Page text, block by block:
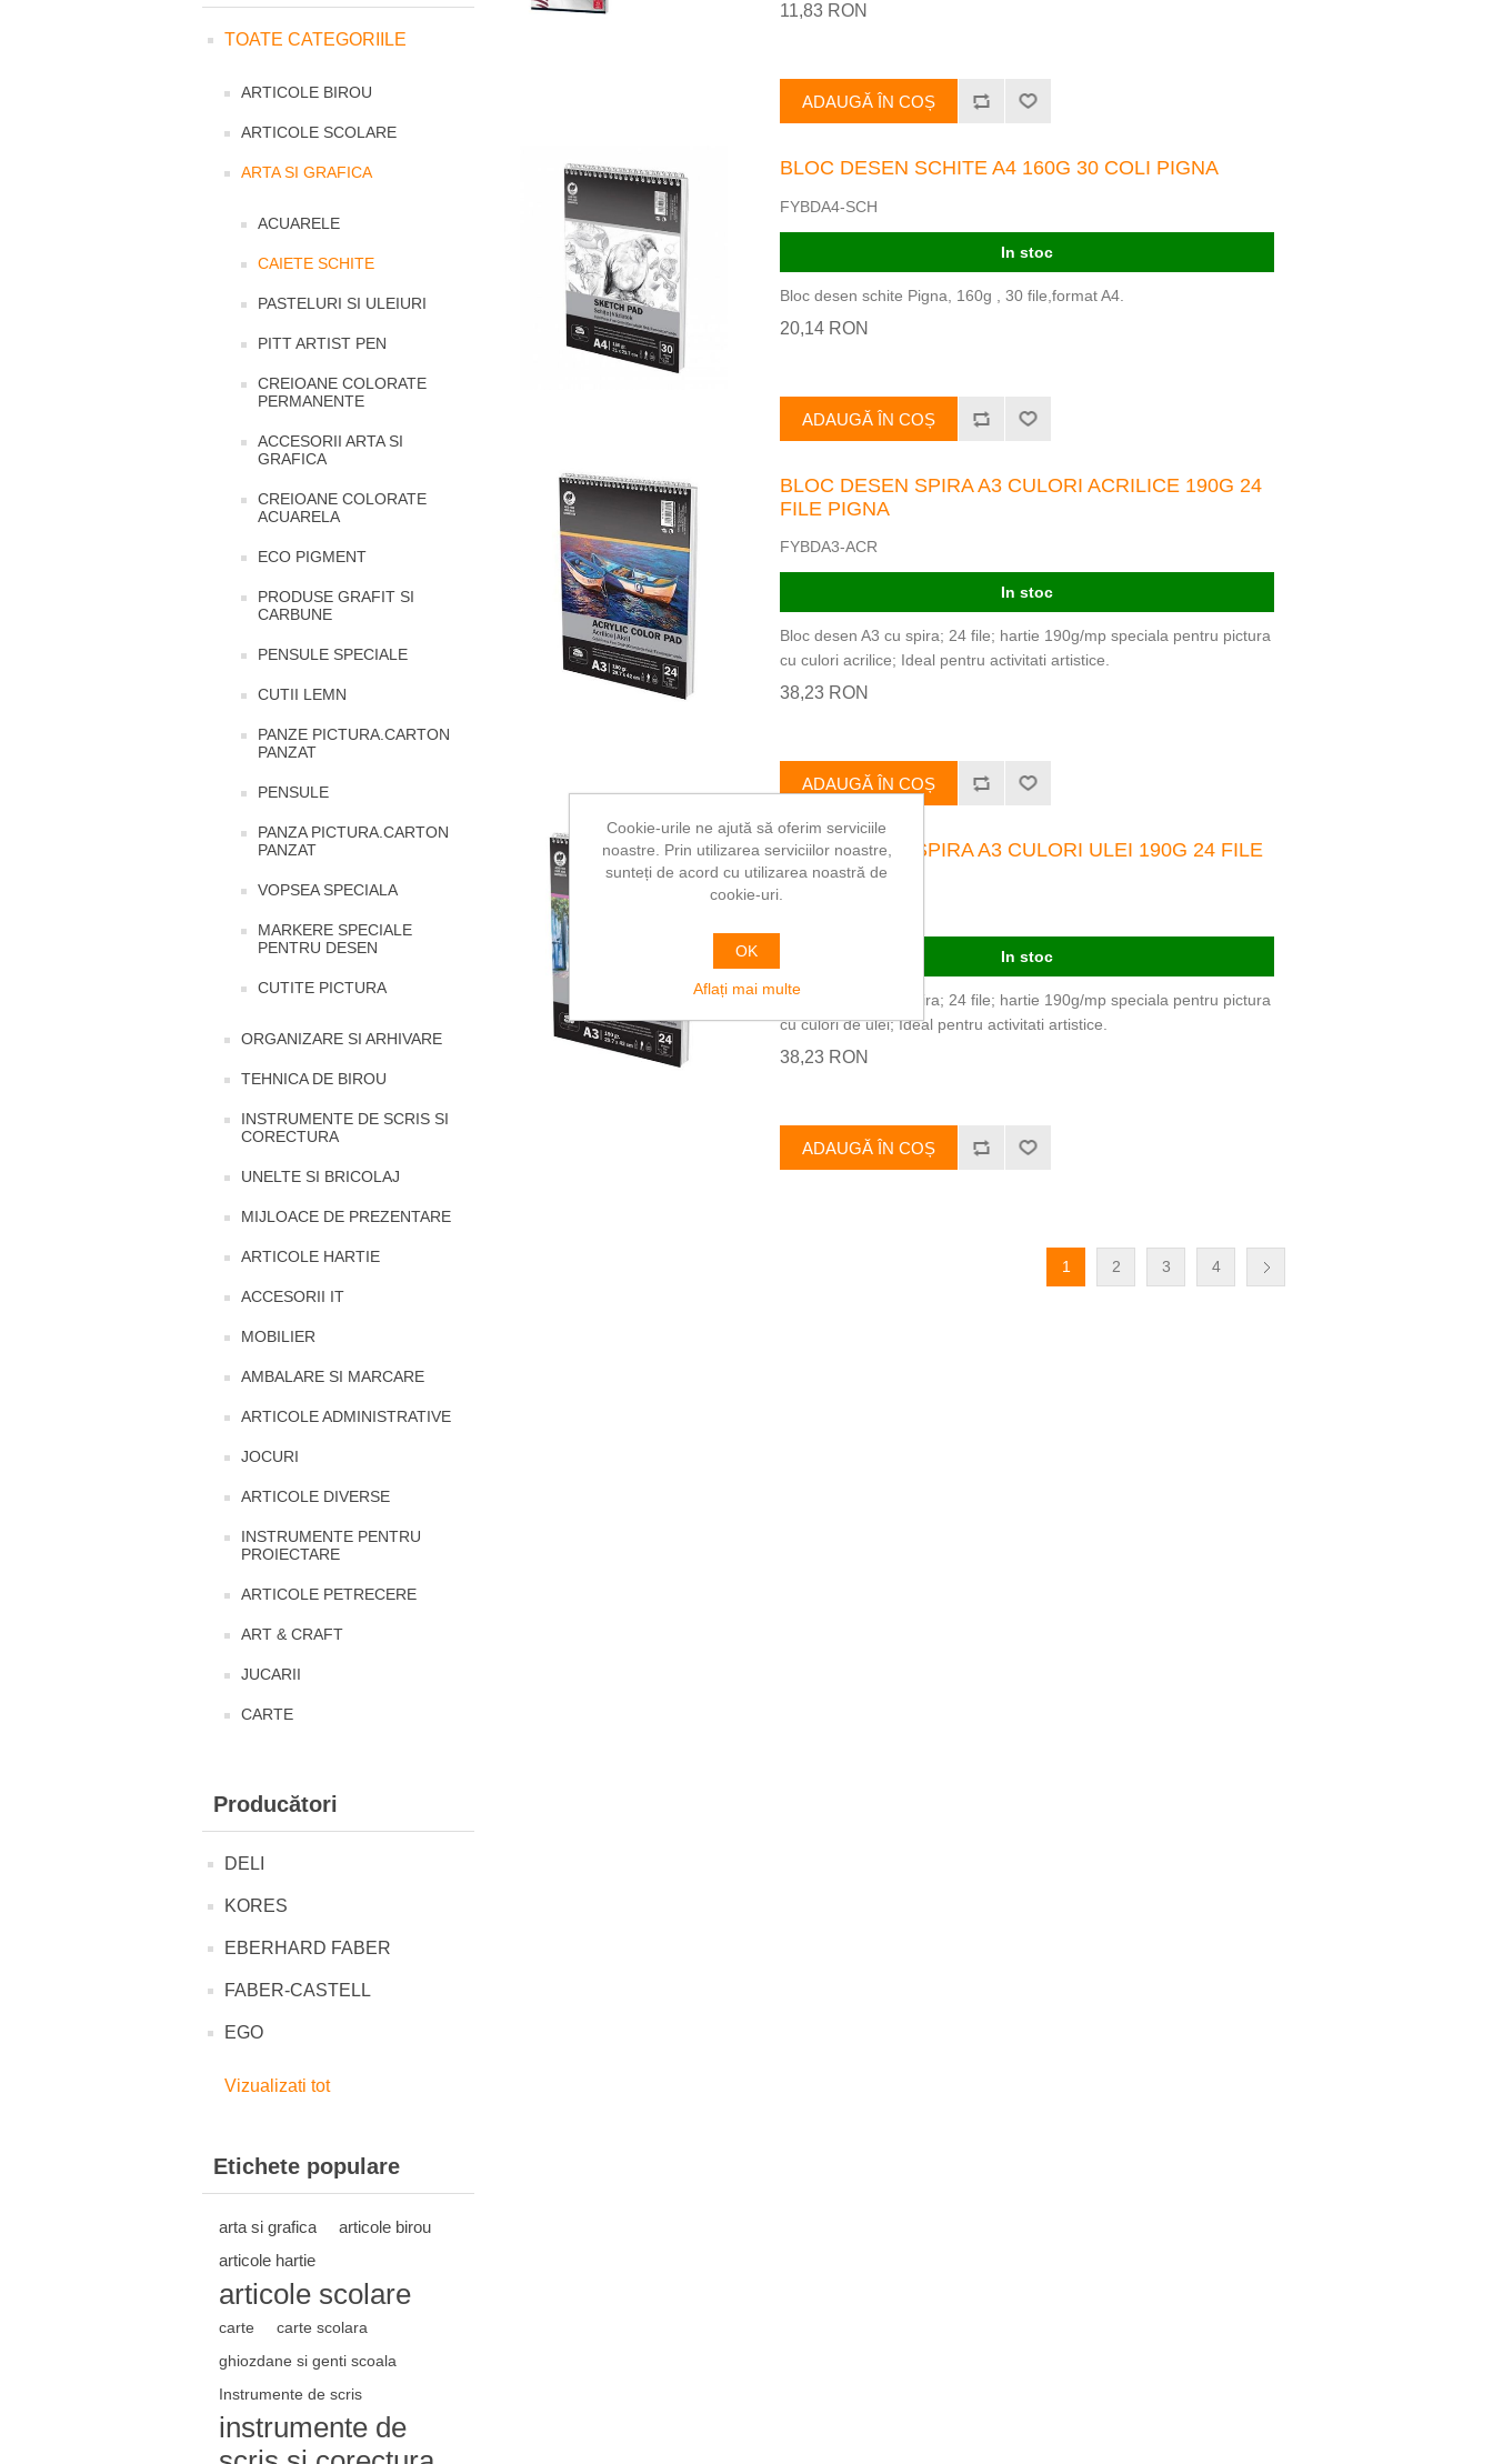
TOATE CATEGORIILE
ARTICOLE BIROU
ARTICOLE SCOLARE
ARTA SI GRAFICA
ACUARELE
CAIETE SCHITE
PASTELURI SI ULEIURI
PITT ARTIST PEN
CREIOANE COLORATE
PERMANENTE
ACCESORII ARTA SI
GRAFICA
CREIOANE COLORATE
ACUARELA
ECO PIGMENT
PRODUSE GRAFIT SI
CARBUNE
PENSULE SPECIALE
CUTII LEMN
PANZE PICTURA.CARTON
PANZAT
PENSULE
PANZA PICTURA.CARTON
PANZAT
VOPSEA SPECIALA
MARKERE SPECIALE
PENTRU DESEN
CUTITE PICTURA
ORGANIZARE SI ARHIVARE
TEHNICA DE BIROU
INSTRUMENTE DE SCRIS SI
CORECTURA
UNELTE SI BRICOLAJ
MIJLOACE DE PREZENTARE
ARTICOLE HARTIE
ACCESORII IT
MOBILIER
AMBALARE SI MARCARE
ARTICOLE ADMINISTRATIVE
JOCURI
ARTICOLE DIVERSE
INSTRUMENTE PENTRU
PROIECTARE
ARTICOLE PETRECERE
ART & CRAFT
JUCARII
CARTE
Producători
DELI
KORES
EBERHARD FABER
FABER-CASTELL
EGO
Vizualizati tot
Etichete populare
arta si grafica
articole birou
articole hartie
articole scolare
carte
carte scolara
ghiozdane si genti scoala
Instrumente de scris
instrumente de
11,83 RON
ADAUGĂ ÎN COȘ
BLOC DESEN SCHITE A4 160G 30 COLI PIGNA
FYBDA4-SCH
In stoc
Bloc desen schite Pigna, 160g , 30 file,format A4.
20,14 RON
ADAUGĂ ÎN COȘ
BLOC DESEN SPIRA A3 CULORI ACRILICE 190G 24
FILE PIGNA
FYBDA3-ACR
In stoc
Bloc desen A3 cu spira; 24 file; hartie 190g/mp speciala pentru pictura
cu culori acrilice; Ideal pentru activitati artistice.
38,23 RON
ADAUGĂ ÎN COȘ
BLOC DESEN SPIRA A3 CULORI ULEI 190G 24 FILE
PIGNA
In stoc
Bloc desen A3 cu spira; 24 file; hartie 190g/mp speciala pentru pictura
cu culori de ulei; Ideal pentru activitati artistice.
38,23 RON
ADAUGĂ ÎN COȘ
1 2 3 4
Cookie-urile ne ajută să oferim serviciile
noastre. Prin utilizarea serviciilor noastre,
sunteți de acord cu utilizarea noastră de
cookie-uri.
OK
Aflați mai multe